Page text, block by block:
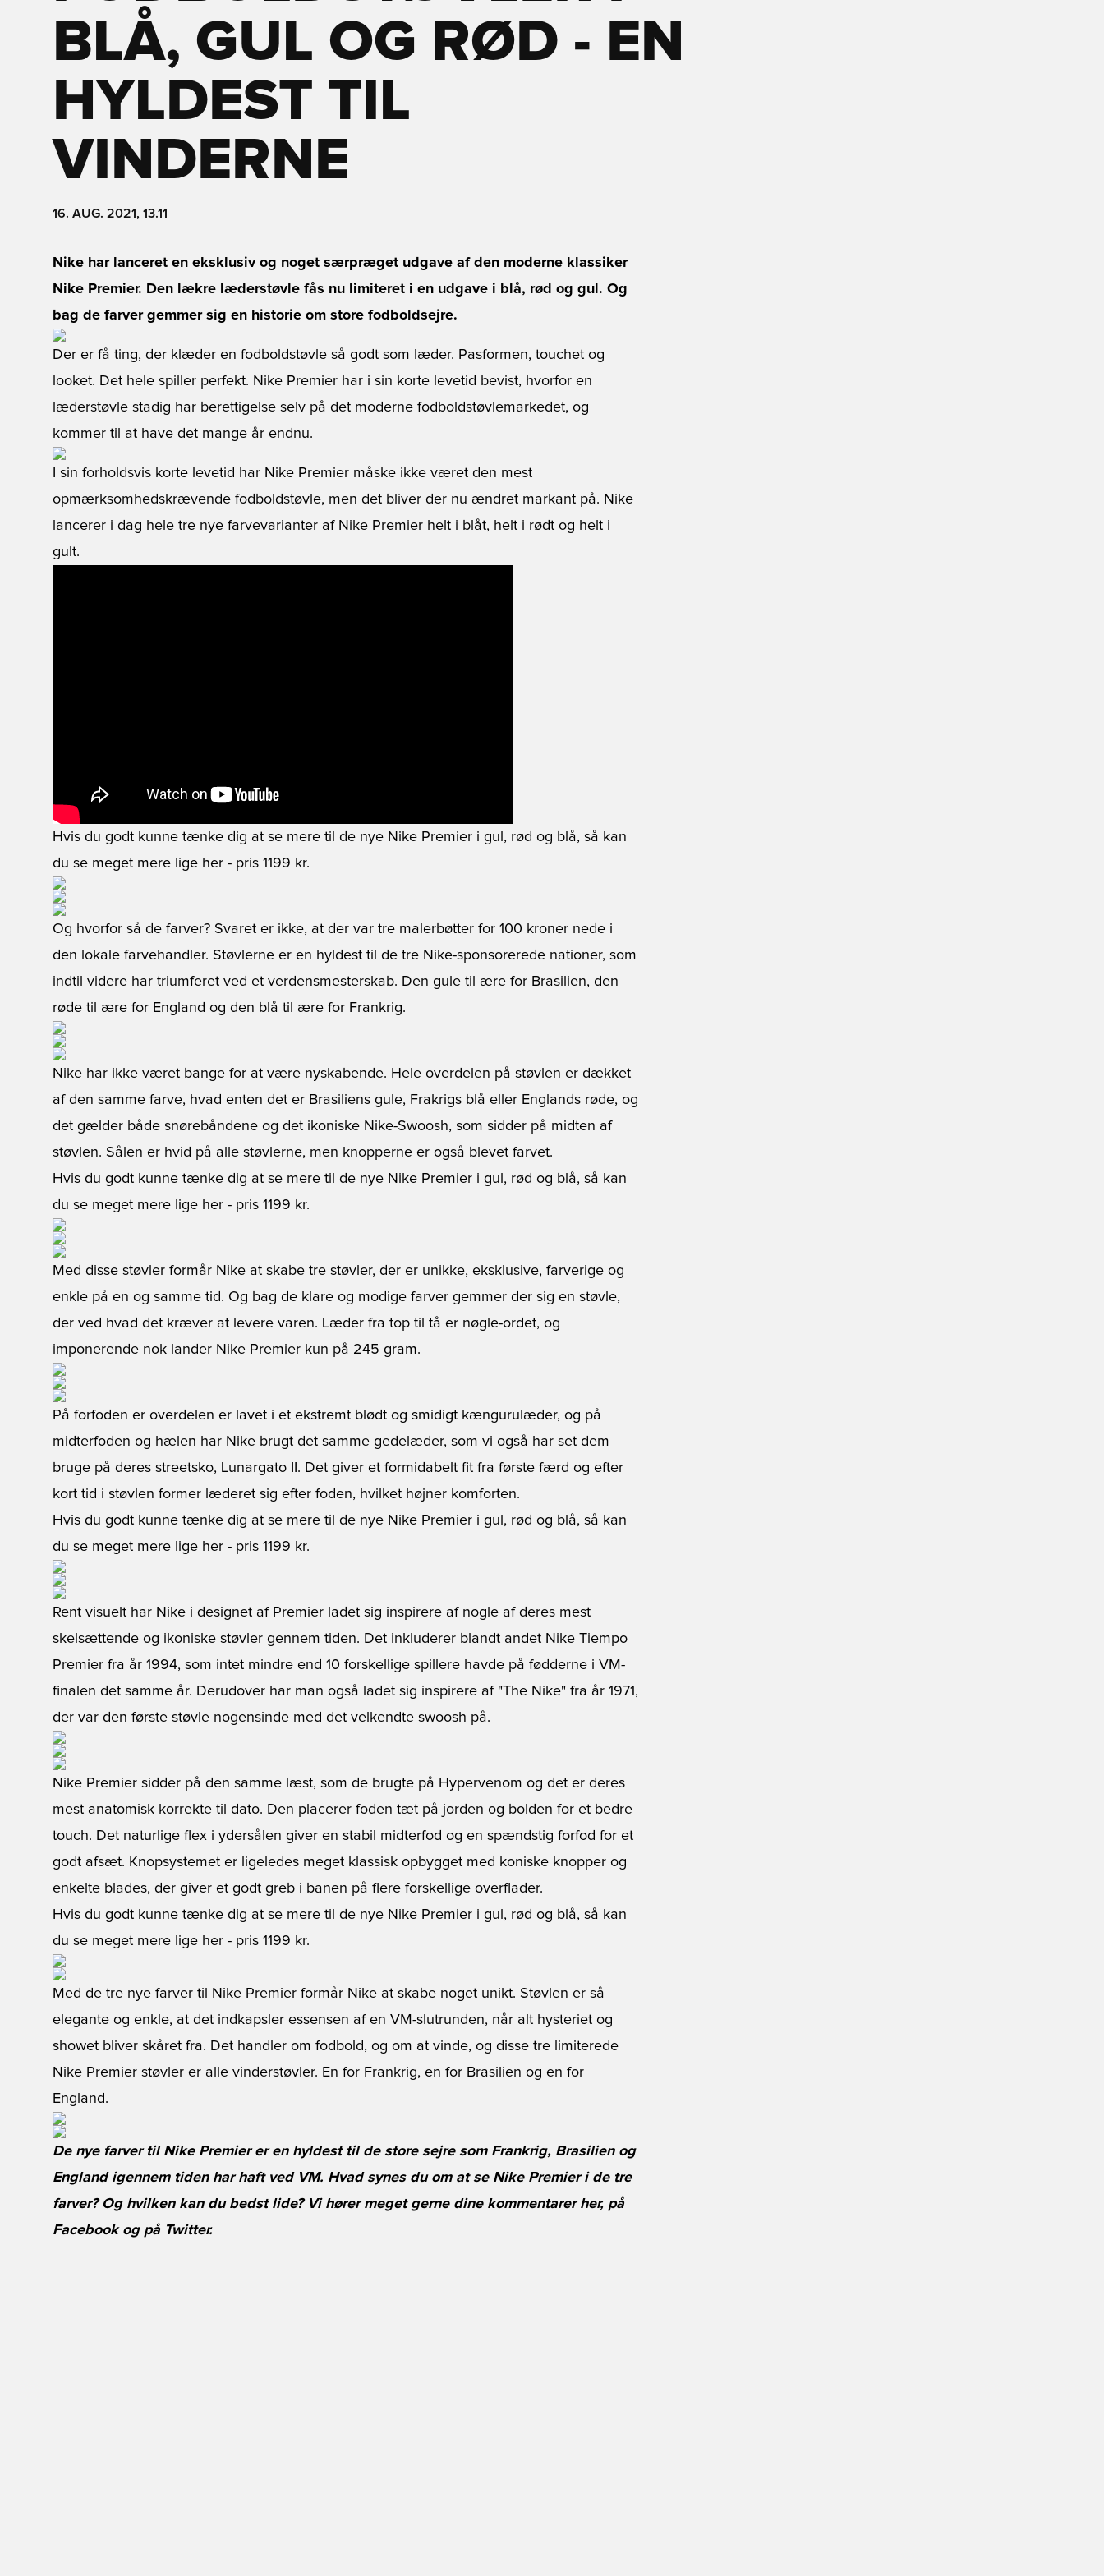
BLÅ, GUL OG RØD - EN
HYLDEST TIL
VINDERNE
16. AUG. 2021, 13.11
Nike har lanceret en eksklusiv og noget særpræget udgave af den moderne klassiker
Nike Premier. Den lækre læderstøvle fås nu limiteret i en udgave i blå, rød og gul. Og
bag de farver gemmer sig en historie om store fodboldsejre.
Der er få ting, der klæder en fodboldstøvle så godt som læder. Pasformen, touchet og
looket. Det hele spiller perfekt. Nike Premier har i sin korte levetid bevist, hvorfor en
læderstøvle stadig har berettigelse selv på det moderne fodboldstøvlemarkedet, og
kommer til at have det mange år endnu.
I sin forholdsvis korte levetid har Nike Premier måske ikke været den mest
opmærksomhedskrævende fodboldstøvle, men det bliver der nu ændret markant på. Nike
lancerer i dag hele tre nye farvevarianter af Nike Premier helt i blåt, helt i rødt og helt i
gult.
Hvis du godt kunne tænke dig at se mere til de nye Nike Premier i gul, rød og blå, så kan
du se meget mere lige her - pris 1199 kr.
Og hvorfor så de farver? Svaret er ikke, at der var tre malerbøtter for 100 kroner nede i
den lokale farvehandler. Støvlerne er en hyldest til de tre Nike-sponsorerede nationer, som
indtil videre har triumferet ved et verdensmesterskab. Den gule til ære for Brasilien, den
røde til ære for England og den blå til ære for Frankrig.
Nike har ikke været bange for at være nyskabende. Hele overdelen på støvlen er dækket
af den samme farve, hvad enten det er Brasiliens gule, Frakrigs blå eller Englands røde, og
det gælder både snørebåndene og det ikoniske Nike-Swoosh, som sidder på midten af
støvlen. Sålen er hvid på alle støvlerne, men knopperne er også blevet farvet.
Hvis du godt kunne tænke dig at se mere til de nye Nike Premier i gul, rød og blå, så kan
du se meget mere lige her - pris 1199 kr.
Med disse støvler formår Nike at skabe tre støvler, der er unikke, eksklusive, farverige og
enkle på en og samme tid. Og bag de klare og modige farver gemmer der sig en støvle,
der ved hvad det kræver at levere varen. Læder fra top til tå er nøgle-ordet, og
imponerende nok lander Nike Premier kun på 245 gram.
På forfoden er overdelen er lavet i et ekstremt blødt og smidigt kængurulæder, og på
midterfoden og hælen har Nike brugt det samme gedelæder, som vi også har set dem
bruge på deres streetsko, Lunargato II. Det giver et formidabelt fit fra første færd og efter
kort tid i støvlen former læderet sig efter foden, hvilket højner komforten.
Hvis du godt kunne tænke dig at se mere til de nye Nike Premier i gul, rød og blå, så kan
du se meget mere lige her - pris 1199 kr.
Rent visuelt har Nike i designet af Premier ladet sig inspirere af nogle af deres mest
skelsættende og ikoniske støvler gennem tiden. Det inkluderer blandt andet Nike Tiempo
Premier fra år 1994, som intet mindre end 10 forskellige spillere havde på fødderne i VM-
finalen det samme år. Derudover har man også ladet sig inspirere af "The Nike" fra år 1971,
der var den første støvle nogensinde med det velkendte swoosh på.
Nike Premier sidder på den samme læst, som de brugte på Hypervenom og det er deres
mest anatomisk korrekte til dato. Den placerer foden tæt på jorden og bolden for et bedre
touch. Det naturlige flex i ydersålen giver en stabil midterfod og en spændstig forfod for et
godt afsæt. Knopsystemet er ligeledes meget klassisk opbygget med koniske knopper og
enkelte blades, der giver et godt greb i banen på flere forskellige overflader.
Hvis du godt kunne tænke dig at se mere til de nye Nike Premier i gul, rød og blå, så kan
du se meget mere lige her - pris 1199 kr.
Med de tre nye farver til Nike Premier formår Nike at skabe noget unikt. Støvlen er så
elegante og enkle, at det indkapsler essensen af en VM-slutrunden, når alt hysteriet og
showet bliver skåret fra. Det handler om fodbold, og om at vinde, og disse tre limiterede
Nike Premier støvler er alle vinderstøvler. En for Frankrig, en for Brasilien og en for
England.
De nye farver til Nike Premier er en hyldest til de store sejre som Frankrig, Brasilien og
England igennem tiden har haft ved VM. Hvad synes du om at se Nike Premier i de tre
farver? Og hvilken kan du bedst lide? Vi hører meget gerne dine kommentarer her, på
Facebookog på Twitter.